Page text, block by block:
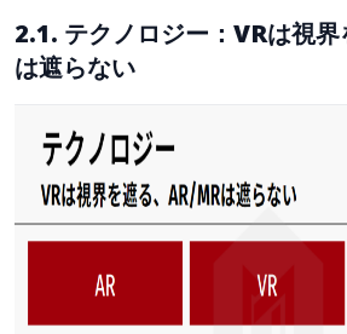
2.1. テクノロジー：VRは視
は遮らない